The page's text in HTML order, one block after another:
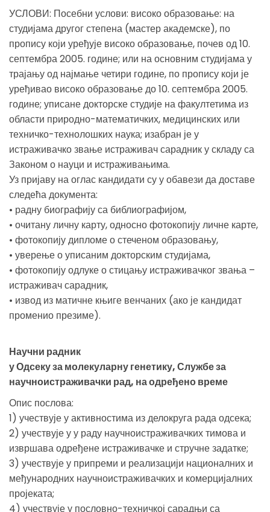
УСЛОВИ: Посебни услови: високо образовање: на
студијама другог степена (мастер академске), по
пропису који уређује високо образовање, почев од 10.
септембра 2005. године; или на основним студијама у
трајању од најмање четири године, по пропису који је
уређивао високо образовање до 10. септембра 2005.
године; уписане докторске студије на факултетима из
области природно-математичких, медицинских или
техничко-технолошких наука; изабран је у
истраживачко звање истраживач сарадник у складу са
Законом о науци и истраживањима.
Уз пријаву на оглас кандидати су у обавези да доставе
следећа документа:
• радну биографију са библиографијом,
• очитану личну карту, односно фотокопију личне карте,
• фотокопију дипломе о стеченом образовању,
• уверење о уписаним докторским студијама,
• фотокопију одлуке о стицању истраживачког звања –
истраживач сарадник,
• извод из матичне књиге венчаних (ако је кандидат
променио презиме).
Научни радник
у Одсеку за молекуларну генетику, Службе за
научноистраживачки рад, на одређено време
Опис послова:
1) учествује у активностима из делокруга рада одсека;
2) учествује у у раду научноистраживачких тимова и
извршава одређене истраживачке и стручне задатке;
3) учествује у припреми и реализацији националних и
међународних научноистраживачких и комерцијалних
пројеката;
4) учествује у пословно-техничкој сарадњи са